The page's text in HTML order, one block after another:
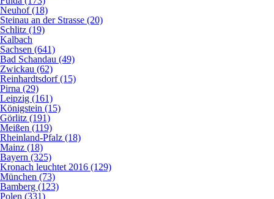
Neuhof (18)
Steinau an der Strasse (20)
Schlitz (19)
Kalbach
Sachsen (641)
Bad Schandau (49)
Zwickau (62)
Reinhardtsdorf (15)
Pirna (29)
Leipzig (161)
Königstein (15)
Görlitz (191)
Meißen (119)
Rheinland-Pfalz (18)
Mainz (18)
Bayern (325)
Kronach leuchtet 2016 (129)
München (73)
Bamberg (123)
Polen (331)